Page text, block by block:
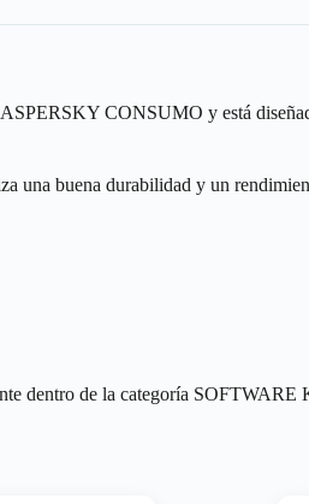
CONSUMO y está
una buena durabilidad y un
dentro de la categoría